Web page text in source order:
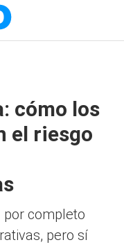
cómo los
el riesgo
por completo
pero sí